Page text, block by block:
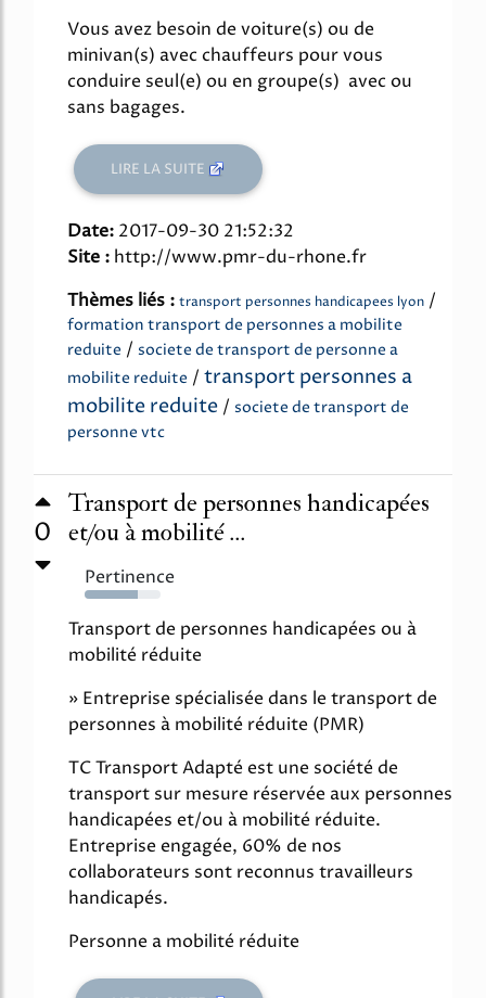
Vous avez besoin de voiture(s) ou de
minivan(s) avec chauffeurs pour vous
conduire seul(e) ou en groupe(s) avec ou
sans bagages.
LIRE LA SUITE
Date: 2017-09-30 21:52:32
Site : http://www.pmr-du-rhone.fr
Thèmes liés : transport personnes handicapees lyon /
formation transport de personnes a mobilite
reduite / societe de transport de personne a
mobilite reduite / transport personnes a
mobilite reduite / societe de transport de
personne vtc
0
Transport de personnes handicapées
et/ou à mobilité ...
Pertinence
70%
Transport de personnes handicapées ou à
mobilité réduite
» Entreprise spécialisée dans le transport de
personnes à mobilité réduite (PMR)
TC Transport Adapté est une société de
transport sur mesure réservée aux personnes
handicapées et/ou à mobilité réduite.
Entreprise engagée, 60% de nos
collaborateurs sont reconnus travailleurs
handicapés.
Personne a mobilité réduite